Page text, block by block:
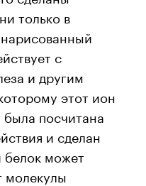
только в
с
и другим
этот ион
посчитана
и сделан
белок может
молекулы